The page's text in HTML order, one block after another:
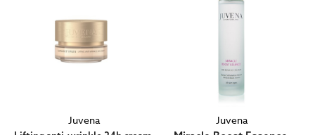
Juvena Juvena